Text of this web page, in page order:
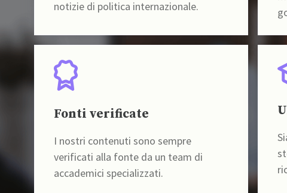
notizie di politica internazionale.
Fonti verificate
I nostri contenuti sono sempre
verificati alla fonte da un team di
accademici specializzati.